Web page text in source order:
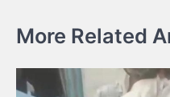
More Related